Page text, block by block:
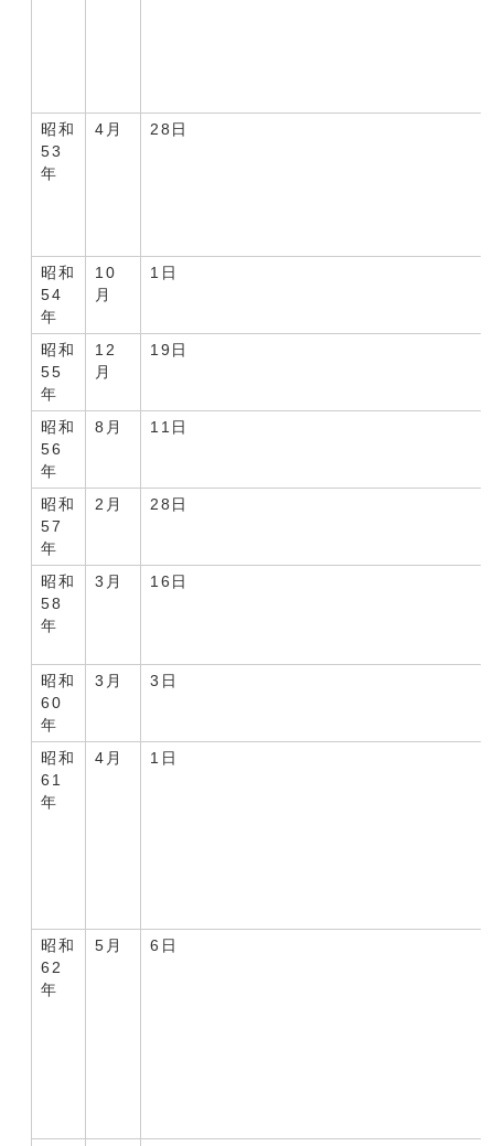
昭和
53
年
4月 28日
昭和
54
年
10
月
1日
昭和
55
年
12
月
19日
昭和
56
年
8月 11日
昭和
57
年
2月 28日
昭和
58
年
3月 16日
昭和
60
年
3月 3日
昭和
61
年
4月 1日
昭和
62
年
5月 6日